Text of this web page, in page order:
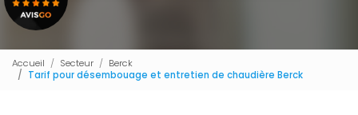
Accueil Secteur
Berck
Tarif pour désembouage et entretien de chaudière Berck